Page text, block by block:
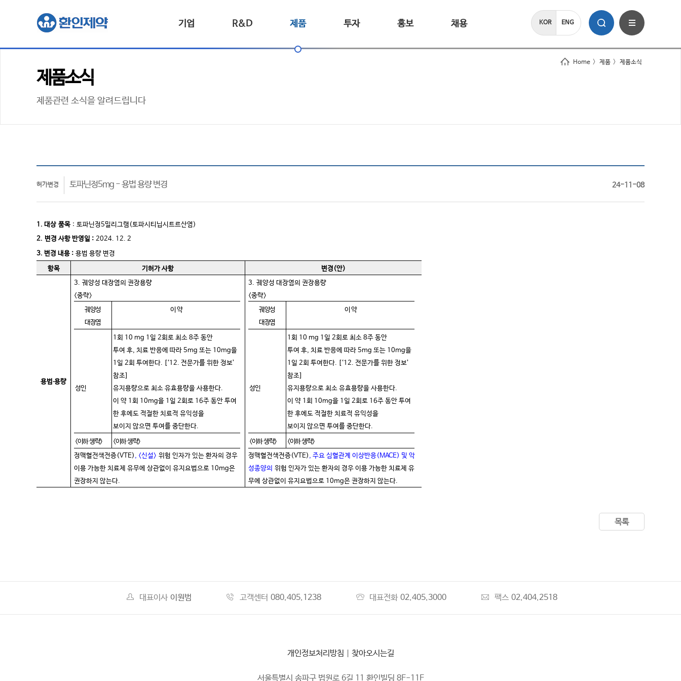
KOR ENG
기업 R&D 제품 투자 홍보 채용
Home > 제품 > 제품소식
제품소식
제품관련 소식을 알려드립니다
허가변경 토파닌정5mg - 용법 용량 변경 24-11-08
1. 대상 품목 : 토파닌정5밀리그램(토파시티닙시트르산염)
2. 변경 사항 반영일 : 2024. 12. 2
3. 변경 내용 : 용법 용량 변경
항목
기허가 사항 변경 (안)
용법 ∙용량
3. 궤양성 대장염의 권장용량
<중략>
궤양성
대장염
이 약
성인
1회 10 mg 1일 2회로 최소 8주 동안
투여 후, 치료 반응에 따라 5mg 또는 10mg을
1일 2회 투여한다. [‘12. 전문가를 위한 정보’
참조]
유지용량으로 최소 유효용량을 사용한다.
이 약 1회 10mg을 1일 2회로 16주 동안 투여
한 후에도 적절한 치료적 유익성을
보이지 않으면 투여를 중단한다.
<이하생략> <이하생략>
정맥혈전색전증(VTE) , <신설> 위험 인자가 있는 환자의 경우
이용 가능한 치료제 유무에 상관없이 유지요법으로 10mg은
권장하지 않는다.
3. 궤양성 대장염의 권장용량
<중략>
궤양성
대장염
이 약
성인
1회 10 mg 1일 2회로 최소 8주 동안
투여 후, 치료 반응에 따라 5mg 또는 10mg을
1일 2회 투여한다. [‘12. 전문가를 위한 정보’
참조]
유지용량으로 최소 유효용량을 사용한다.
이 약 1회 10mg을 1일 2회로 16주 동안 투여
한 후에도 적절한 치료적 유익성을
보이지 않으면 투여를 중단한다.
<이하생략> <이하생략>
정맥혈전색전증(VTE) , 주요 심혈관계 이상반응(MACE) 및 악
성종양의 위험 인자가 있는 환자의 경우 이용 가능한 치료제 유
무에 상관없이 유지요법으로 10mg은 권장하지 않는다.
목록
대표이사 이원범 고객센터 080.405.1238 대표전화 02.405.3000 팩스 02.404.2518
개인정보처리방침 찾아오시는길
서울특별시 송파구 법원로 6길 11 환인빌딩 8F-11F